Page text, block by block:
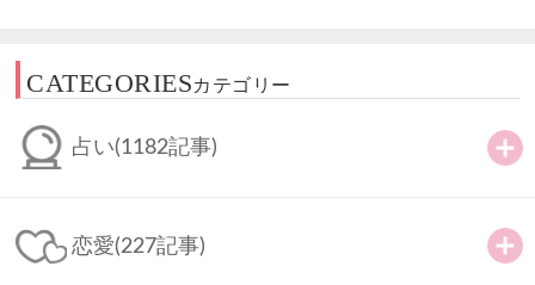
CATEGORIESカテゴリー
占い(1182記事)
恋愛(227記事)